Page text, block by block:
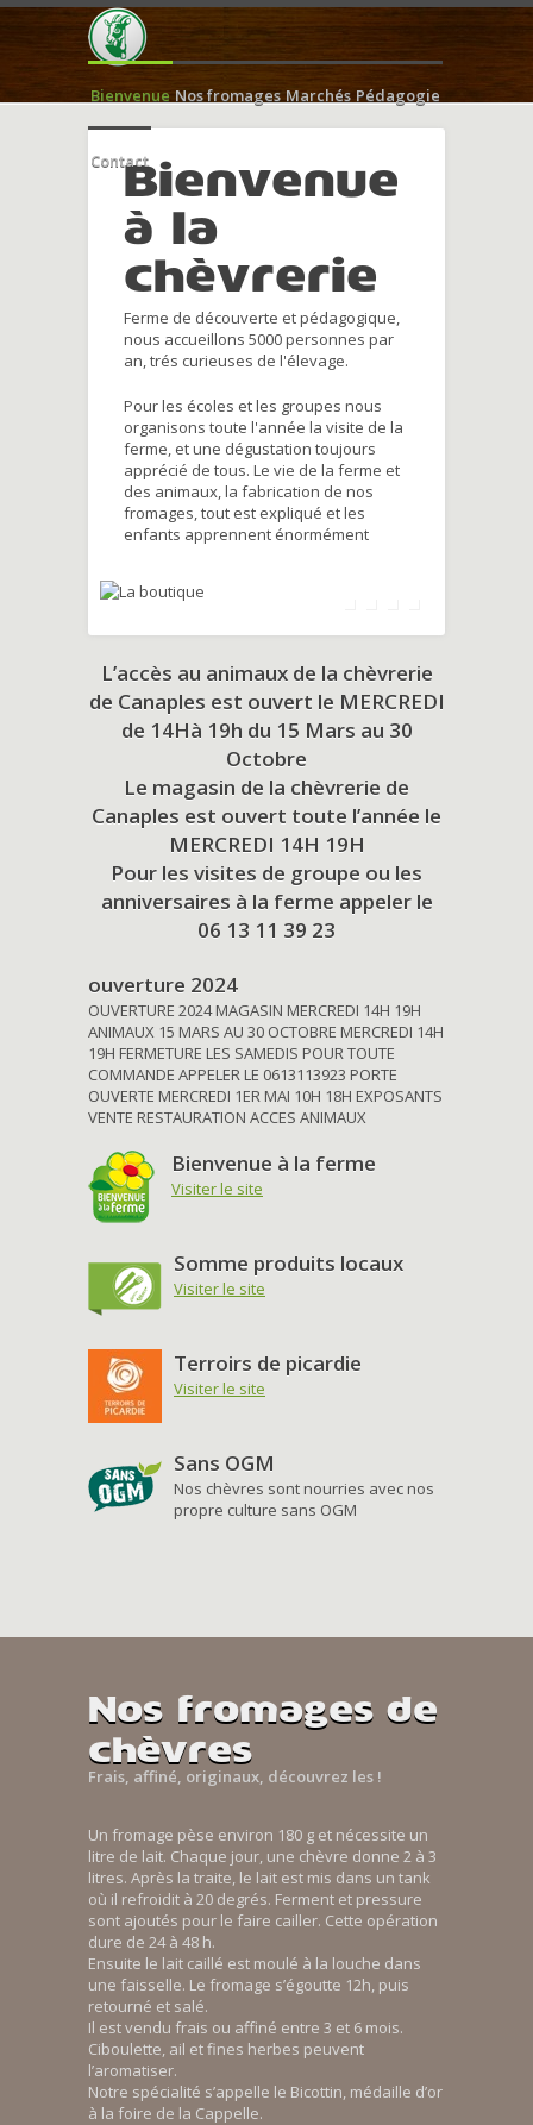
Bienvenue Nos fromages Marchés Pédagogie
ContactBienvenue
à la
chèvrerie
Ferme de découverte et pédagogique,
nous accueillons 5000 personnes par
an, trés curieuses de l'élevage.
Pour les écoles et les groupes nous
organisons toute l'année la visite de la
ferme, et une dégustation toujours
apprécié de tous. Le vie de la ferme et
des animaux, la fabrication de nos
fromages, tout est expliqué et les
enfants apprennent énormément
L’accès au animaux de la chèvrerie
de Canaples est ouvert le MERCREDI
de 14Hà 19h du 15 Mars au 30
Octobre
Le magasin de la chèvrerie de
Canaples est ouvert toute l’année le
MERCREDI 14H 19H
Pour les visites de groupe ou les
anniversaires à la ferme appeler le
06 13 11 39 23
ouverture 2024
OUVERTURE 2024 MAGASIN MERCREDI 14H 19H
ANIMAUX 15 MARS AU 30 OCTOBRE MERCREDI 14H
19H FERMETURE LES SAMEDIS POUR TOUTE
COMMANDE APPELER LE 0613113923 PORTE
OUVERTE MERCREDI 1ER MAI 10H 18H EXPOSANTS
VENTE RESTAURATION ACCES ANIMAUX
Bienvenue à la ferme
Visiter le site
Somme produits locaux
Visiter le site
Terroirs de picardie
Visiter le site
Sans OGM
Nos chèvres sont nourries avec nos
propre culture sans OGM
Nos fromages de
chèvres
Frais, affiné, originaux, découvrez les !
Un fromage pèse environ 180 g et nécessite un
litre de lait. Chaque jour, une chèvre donne 2 à 3
litres. Après la traite, le lait est mis dans un tank
où il refroidit à 20 degrés. Ferment et pressure
sont ajoutés pour le faire cailler. Cette opération
dure de 24 à 48 h.
Ensuite le lait caillé est moulé à la louche dans
une faisselle. Le fromage s’égoutte 12h, puis
retourné et salé.
Il est vendu frais ou affiné entre 3 et 6 mois.
Ciboulette, ail et fines herbes peuvent
l’aromatiser.
Notre spécialité s’appelle le Bicottin, médaille d’or
à la foire de la Cappelle.